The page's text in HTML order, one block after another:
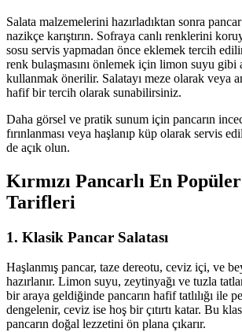
Salata malzemelerini hazırladıktan sonra
nazikçe karıştırın. Sofraya canlı renklerini
sosu servis yapmadan önce eklemek tercih
renk bulaşmasını önlemek için limon suyu gibi
kullanmak önerilir. Salatayı meze olarak veya
hafif bir tercih olarak sunabilirsiniz.
Daha görsel ve pratik sunum için pancarın
fırınlanması veya haşlanıp küp olarak servis
de açık olun.
Kırmızı Pancarlı En
Tarifleri
1. Klasik Pancar Salatası
Haşlanmış pancar, taze dereotu, ceviz içi, ve
hazırlanır. Limon suyu, zeytinyağı ve tuzla
bir araya geldiğinde pancarın hafif tatlılığı ile
dengelenir, ceviz ise hoş bir çıtırtı katar. Bu
pancarın doğal lezzetini ön plana çıkarır.